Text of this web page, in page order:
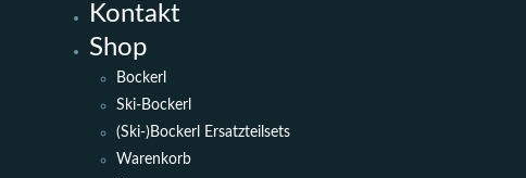
Kontakt
Shop
Bockerl
Ski-Bockerl
(Ski-)Bockerl Ersatzteilsets
Warenkorb